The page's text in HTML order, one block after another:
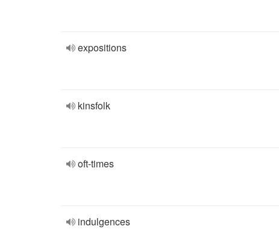
expositions
kinsfolk
oft-times
indulgences